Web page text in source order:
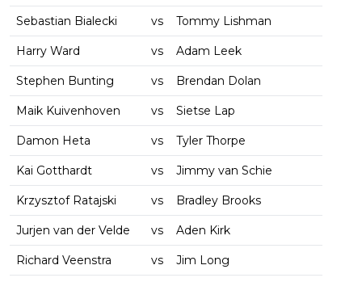
Sebastian Bialecki vs Tommy Lishman
Harry Ward vs Adam Leek
Stephen Bunting vs Brendan Dolan
Maik Kuivenhoven vs Sietse Lap
Damon Heta vs Tyler Thorpe
Kai Gotthardt vs Jimmy van Schie
Krzysztof Ratajski vs Bradley Brooks
Jurjen van der Velde vs Aden Kirk
Richard Veenstra vs Jim Long